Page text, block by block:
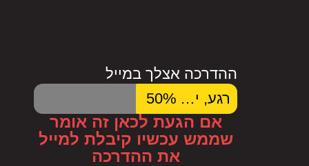
ההדרכה אצלך במייל
רגע, יש לי משהו בשבילך 50%
אם הגעת לכאן זה אומר
שממש עכשיו קיבלת למייל
את ההדרכה